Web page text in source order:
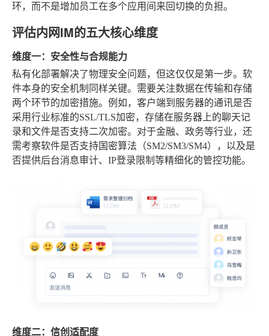
环，而不是增加员工在多个应用间来回切换的负担。
评估内网IM的五大核心维度
维度一：安全性与合规能力
私有化部署解决了物理安全问题，但这仅仅是第一步。软
件本身的安全机制同样关键。需要关注数据在传输和存储
两个环节的加密措施。例如，客户端到服务器的通讯是否
采用行业标准的SSL/TLS加密，存储在服务器上的聊天记
录和文件是否支持二次加密。对于金融、政务等行业，还
需考察软件是否支持国密算法（SM2/SM3/SM4），以及是
否提供后台消息审计、IP登录限制等精细化的管控功能。
维度二：信创适配度